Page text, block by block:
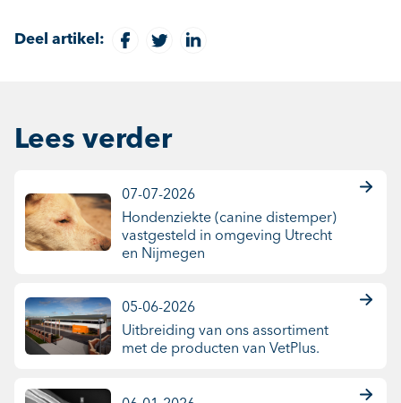
Deel artikel:
Lees verder
07-07-2026
Hondenziekte (canine distemper)
vastgesteld in omgeving Utrecht
en Nijmegen
05-06-2026
Uitbreiding van ons assortiment
met de producten van VetPlus.